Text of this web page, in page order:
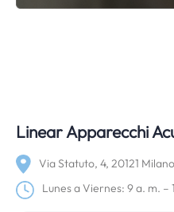
Linear Apparecchi
Via Statuto, 4, 20121
Lunes a Viernes: 9 a. m. –